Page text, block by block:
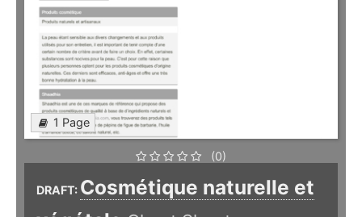
1 Page
(0)
DRAFT: Cosmétique naturelle et